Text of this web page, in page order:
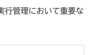
行管理において重要な